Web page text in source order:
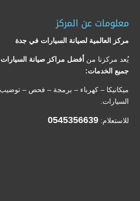
معلومات عن المركز
مركز العالمية لصيانة السيارات في جدة
يُعد مركزنا من أفضل مراكز صيانة
جميع الخدمات:
ميكانيكا – كهرباء – برمجة – فحص –
السيارات.
للاستعلام: 0545356639